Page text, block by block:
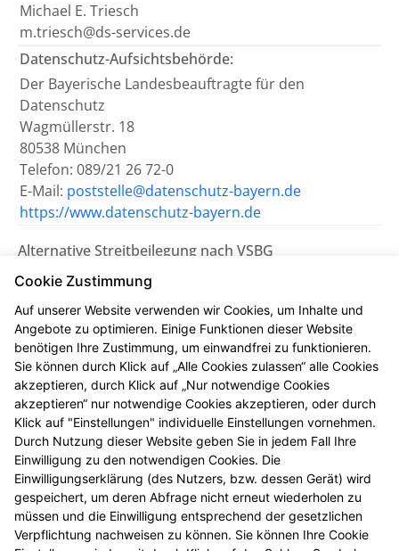
Michael E. Triesch
m.triesch@ds-services.de
Datenschutz-Aufsichtsbehörde:
Der Bayerische Landesbeauftragte für den
Datenschutz
Wagmüllerstr. 18
80538 München
Telefon: 089/21 26 72-0
E-Mail: poststelle@datenschutz-bayern.de
https://www.datenschutz-bayern.de
Alternative Streitbeilegung nach VSBG
Wir sind bemüht, eventuelle
Meinungsverschiedenheiten aus unserem Vertrag
einvernehmlich beizulegen. Uns erreichen Sie dazu
auch per E-Mail unterinfo@salin-apotheke.de.
Wir nehmen nicht an einem
Streitbeilegungsverfahren vor einer
Verbraucherschlichtungsstelle teil.
Zuständig ist die Universalschlichtungsstelle des
Zentrums für Schlichtung e.V., Straßburger Straße 8,
77694 Kehl am Rhein (https://www.verbraucher-
schlichter.de).
Cookie Zustimmung
Auf unserer Website verwenden wir Cookies, um Inhalte und
Angebote zu optimieren. Einige Funktionen dieser Website
benötigen Ihre Zustimmung, um einwandfrei zu funktionieren.
Sie können durch Klick auf „Alle Cookies zulassen“ alle Cookies
akzeptieren, durch Klick auf „Nur notwendige Cookies
akzeptieren“ nur notwendige Cookies akzeptieren, oder durch
Klick auf "Einstellungen" individuelle Einstellungen vornehmen.
Durch Nutzung dieser Website geben Sie in jedem Fall Ihre
Einwilligung zu den notwendigen Cookies. Die
Einwilligungserklärung (des Nutzers, bzw. dessen Gerät) wird
gespeichert, um deren Abfrage nicht erneut wiederholen zu
müssen und die Einwilligung entsprechend der gesetzlichen
Verpflichtung nachweisen zu können. Sie können Ihre Cookie